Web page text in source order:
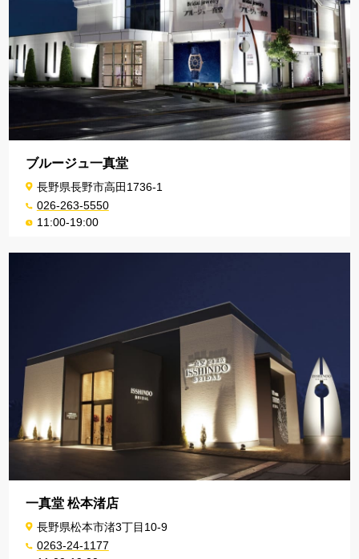
ブルージュ一真堂
長野県長野市高田1736-1
026-263-5550
11:00-19:00
一真堂 松本渚店
長野県松本市渚3丁目10-9
0263-24-1177